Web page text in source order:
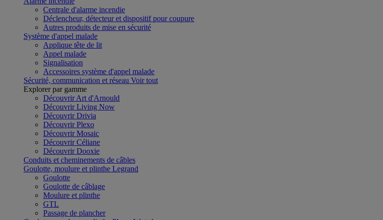
Centrale d'alarme incendie
Déclencheur, détecteur et dispositif pour coupure
Autres produits de mise en sécurité
Système d'appel malade
Applique tête de lit
Appel malade
Signalisation
Accessoires système d'appel malade
Sécurité, communication et réseau Voir tout
Explorer par gamme
Découvrir Art d'Arnould
Découvrir Living Now
Découvrir Drivia
Découvrir Plexo
Découvrir Mosaic
Découvrir Céliane
Découvrir Dooxie
Conduits et cheminements de câbles
Goulotte, moulure et plinthe Legrand
Goulotte
Goulotte de câblage
Moulure et plinthe
GTL
Passage de plancher